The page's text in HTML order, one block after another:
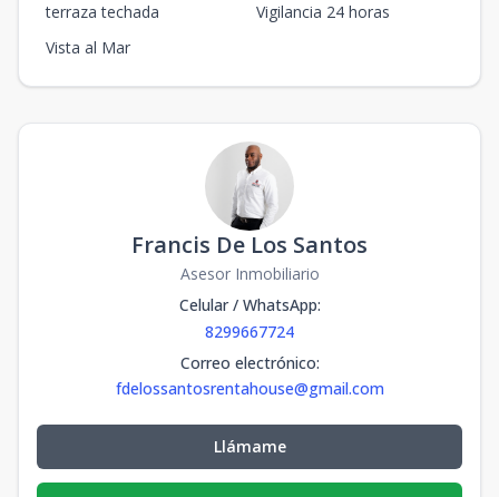
terraza techada
Vigilancia 24 horas
Vista al Mar
Francis De Los Santos
Asesor Inmobiliario
Celular / WhatsApp:
8299667724
Correo electrónico:
fdelossantosrentahouse@gmail.com
Llámame